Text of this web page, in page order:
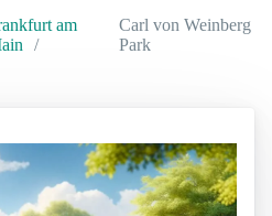
am
Carl von Weinberg
Park